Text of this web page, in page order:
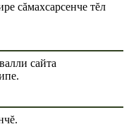
сăмахсарсенче тĕл
сайта